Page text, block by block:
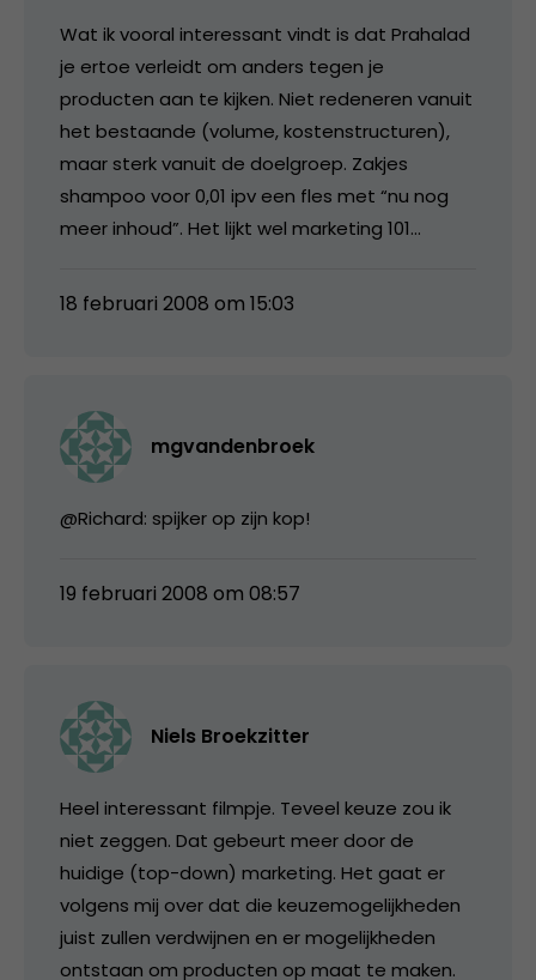
Wat ik vooral interessant vindt is dat Prahalad
je ertoe verleidt om anders tegen je
producten aan te kijken. Niet redeneren vanuit
het bestaande (volume, kostenstructuren),
maar sterk vanuit de doelgroep. Zakjes
shampoo voor 0,01 ipv een fles met “nu nog
meer inhoud”. Het lijkt wel marketing 101…
18 februari 2008 om 15:03
mgvandenbroek
@Richard: spijker op zijn kop!
19 februari 2008 om 08:57
Niels Broekzitter
Heel interessant filmpje. Teveel keuze zou ik
niet zeggen. Dat gebeurt meer door de
huidige (top-down) marketing. Het gaat er
volgens mij over dat die keuzemogelijkheden
juist zullen verdwijnen en er mogelijkheden
ontstaan om producten op maat te maken.